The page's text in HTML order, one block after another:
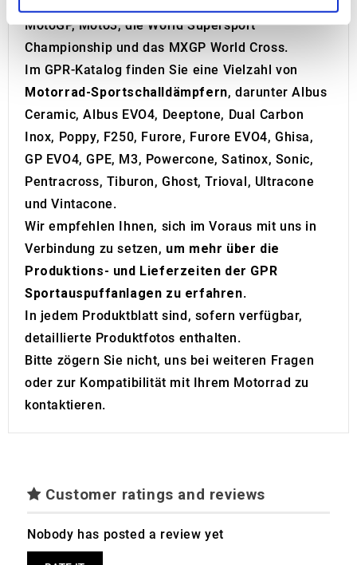
provide social media features and to analyse our traffic.
We also share information about your use of our site with
our social media, advertising and analytics partners who
may combine it with other information that you’ve
provided to them or that they’ve collected from your use
of their services.
MotoGP, Moto3, die World Supersport
Championship und das MXGP World Cross.
Im GPR-Katalog finden Sie eine Vielzahl von
Motorrad-Sportschalldämpfern, darunter Albus
Ceramic, Albus EVO4, Deeptone, Dual Carbon
Inox, Poppy, F250, Furore, Furore EVO4, Ghisa,
GP EVO4, GPE, M3, Powercone, Satinox, Sonic,
Pentracross, Tiburon, Ghost, Trioval, Ultracone
und Vintacone.
Wir empfehlen Ihnen, sich im Voraus mit uns in
Verbindung zu setzen, um mehr über die
Produktions- und Lieferzeiten der GPR
Sportauspuffanlagen zu erfahren.
In jedem Produktblatt sind, sofern verfügbar,
detaillierte Produktfotos enthalten.
Bitte zögern Sie nicht, uns bei weiteren Fragen
oder zur Kompatibilität mit Ihrem Motorrad zu
kontaktieren.
Customer ratings and reviews
Nobody has posted a review yet